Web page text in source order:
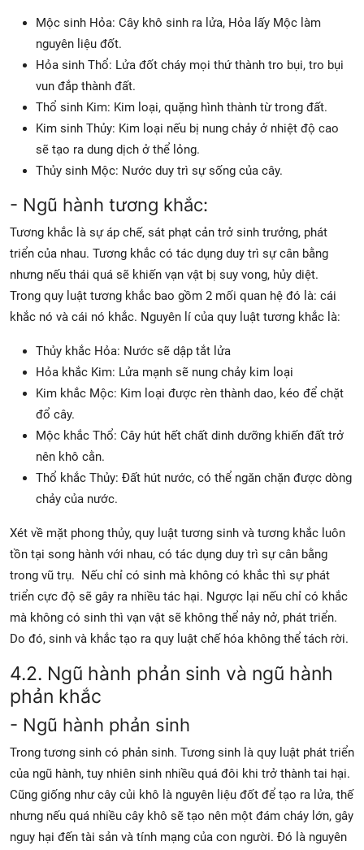
Mộc sinh Hỏa: Cây khô sinh ra lửa, Hỏa lấy Mộc làm
nguyên liệu đốt.
Hỏa sinh Thổ: Lửa đốt cháy mọi thứ thành tro bụi, tro bụi
vun đắp thành đất.
Thổ sinh Kim: Kim loại, quặng hình thành từ trong đất.
Kim sinh Thủy: Kim loại nếu bị nung chảy ở nhiệt độ cao
sẽ tạo ra dung dịch ở thể lỏng.
Thủy sinh Mộc: Nước duy trì sự sống của cây.
- Ngũ hành tương khắc:
Tương khắc là sự áp chế, sát phạt cản trở sinh trưởng, phát
triển của nhau. Tương khắc có tác dụng duy trì sự cân bằng
nhưng nếu thái quá sẽ khiến vạn vật bị suy vong, hủy diệt.
Trong quy luật tương khắc bao gồm 2 mối quan hệ đó là: cái
khắc nó và cái nó khắc. Nguyên lí của quy luật tương khắc là:
Thủy khắc Hỏa: Nước sẽ dập tắt lửa
Hỏa khắc Kim: Lửa mạnh sẽ nung chảy kim loại
Kim khắc Mộc: Kim loại được rèn thành dao, kéo để chặt
đổ cây.
Mộc khắc Thổ: Cây hút hết chất dinh dưỡng khiến đất trở
nên khô cằn.
Thổ khắc Thủy: Đất hút nước, có thể ngăn chặn được dòng
chảy của nước.
Xét về mặt phong thủy, quy luật tương sinh và tương khắc luôn
tồn tại song hành với nhau, có tác dụng duy trì sự cân bằng
trong vũ trụ. Nếu chỉ có sinh mà không có khắc thì sự phát
triển cực độ sẽ gây ra nhiều tác hại. Ngược lại nếu chỉ có khắc
mà không có sinh thì vạn vật sẽ không thể nảy nở, phát triển.
Do đó, sinh và khắc tạo ra quy luật chế hóa không thể tách rời.
4.2. Ngũ hành phản sinh và ngũ hành
phản khắc
- Ngũ hành phản sinh
Trong tương sinh có phản sinh. Tương sinh là quy luật phát triển
của ngũ hành, tuy nhiên sinh nhiều quá đôi khi trở thành tai hại.
Cũng giống như cây củi khô là nguyên liệu đốt để tạo ra lửa, thế
nhưng nếu quá nhiều cây khô sẽ tạo nên một đám cháy lớn, gây
nguy hại đến tài sản và tính mạng của con người. Đó là nguyên